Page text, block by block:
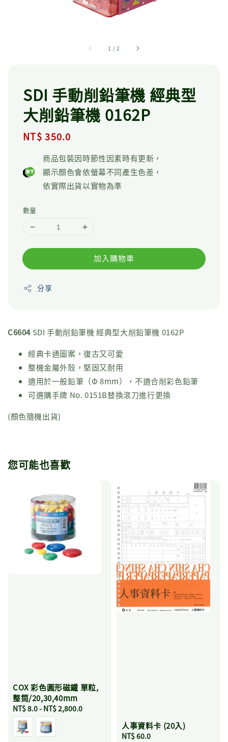
1 /2
SDI 手動削鉛筆機 經典型
大削鉛筆機 0162P
Regular
NT$ 350.0
商品包裝因時節性因素時有更新，
顯示顏色會依螢幕不同產生色差，
依實際出貨以實物為準
數量
加入購物車
分享
C6604 SDI 手動削鉛筆機 經典型大削鉛筆機 0162P
經典卡通圖案，復古又可愛
整機金屬外殼，堅固又耐用
適用於一般鉛筆（Φ 8mm），不適合削彩色鉛筆
可選購手牌 No. 0151B替換滾刀進行更換
(顏色隨機出貨)
您可能也喜歡
COX 彩色圓形磁鐵 單粒,
整筒/20,30,40mm
Regular
price
NT$ 8.0- NT$ 2,800.0
人事資料卡 (20入)
Regular
NT$ 60.0